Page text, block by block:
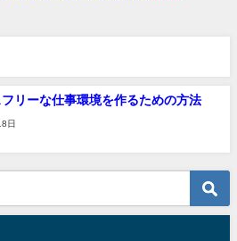
フリーな仕事環境を作るための方法
日